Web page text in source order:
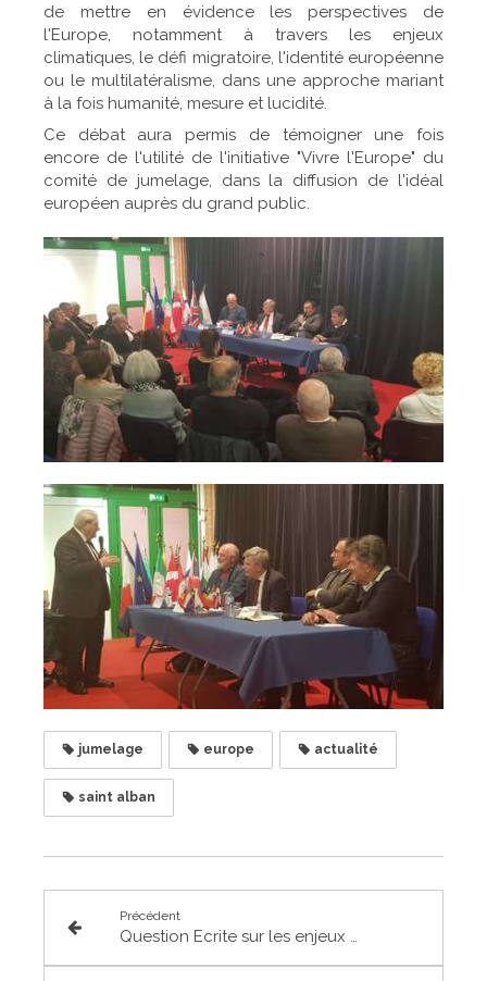
de mettre en évidence les perspectives de
l'Europe, notamment à travers les enjeux
climatiques, le défi migratoire, l'identité européenne
ou le multilatéralisme, dans une approche mariant
à la fois humanité, mesure et lucidité.
Ce débat aura permis de témoigner une fois
encore de l'utilité de l'initiative "Vivre l'Europe" du
comité de jumelage, dans la diffusion de l'idéal
européen auprès du grand public.
jumelage europe actualité
saint alban
Précédent